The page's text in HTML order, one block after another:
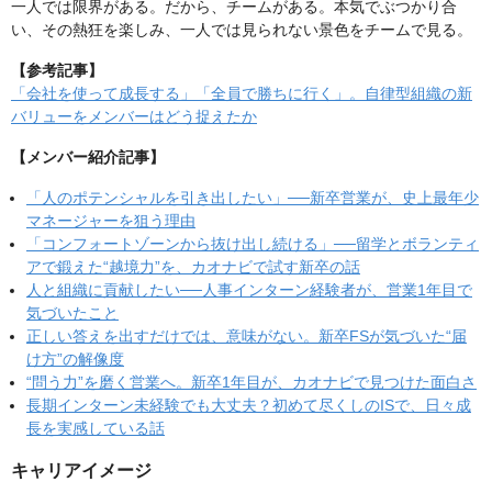
一人では限界がある。だから、チームがある。本気でぶつかり合
い、その熱狂を楽しみ、一人では見られない景色をチームで見る。
【参考記事】
「会社を使って成長する」「全員で勝ちに行く」。自律型組織の新
バリューをメンバーはどう捉えたか
【メンバー紹介記事】
「人のポテンシャルを引き出したい」──新卒営業が、史上最年少
マネージャーを狙う理由
「コンフォートゾーンから抜け出し続ける」──留学とボランティ
アで鍛えた“越境力”を、カオナビで試す新卒の話
人と組織に貢献したい──人事インターン経験者が、営業1年目で
気づいたこと
正しい答えを出すだけでは、意味がない。新卒FSが気づいた“届
け方”の解像度
“問う力”を磨く営業へ。新卒1年目が、カオナビで見つけた面白さ
長期インターン未経験でも大丈夫？初めて尽くしのISで、日々成
長を実感している話
キャリアイメージ